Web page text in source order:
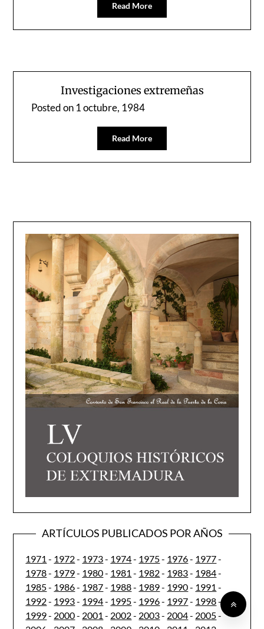
Read More
Investigaciones extremeñas
Posted on1 octubre, 1984
Read More
ARTÍCULOS PUBLICADOS POR AÑOS
1971 - 1972- 1973- 1974- 1975- 1976- 1977-
1978- 1979- 1980- 1981 - 1982- 1983- 1984-
1985- 1986- 1987- 1988- 1989- 1990- 1991 -
1992- 1993- 1994- 1995- 1996- 1997- 1998-
1999- 2000- 2001 - 2002- 2003- 2004- 2005-